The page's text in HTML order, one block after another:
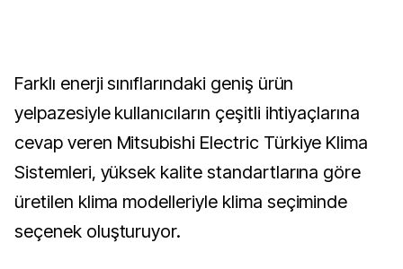
Farklı enerji sınıflarındaki geniş ürün
yelpazesiyle kullanıcıların çeşitli ihtiyaçlarına
cevap veren Mitsubishi Electric Türkiye Klima
Sistemleri, yüksek kalite standartlarına göre
üretilen klima modelleriyle klima seçiminde
seçenek oluşturuyor.